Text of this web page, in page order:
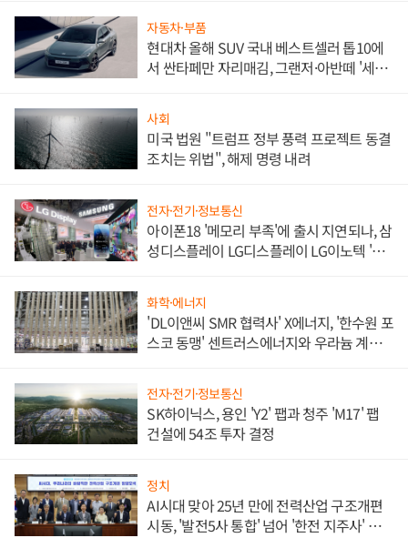
자동차·부품
현대차 올해 SUV 국내 베스트셀러 톱10에
서 싼타페만 자리매김, 그랜저·아반떼 '세단
사회
미국 법원 "트럼프 정부 풍력 프로젝트 동결
조치는 위법", 해제 명령 내려
전자·전기·정보통신
아이폰18 '메모리 부족'에 출시 지연되나, 삼
성디스플레이 LG디스플레이 LG이노텍 '탈
화학·에너지
'DL이앤씨 SMR 협력사' X에너지, '한수원 포
스코 동맹' 센트러스에너지와 우라늄 계약
전자·전기·정보통신
SK하이닉스, 용인 'Y2' 팹과 청주 'M17' 팹
건설에 54조 투자 결정
정치
AI시대 맞아 25년 만에 전력산업 구조개편
시동, '발전5사 통합' 넘어 '한전 지주사' 재편